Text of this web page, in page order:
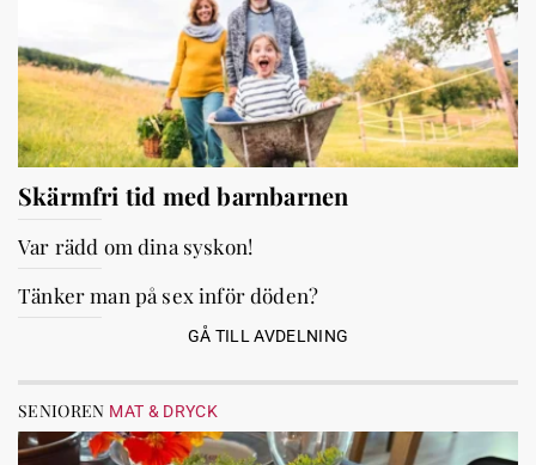
Skärmfri tid med barnbarnen
Var rädd om dina syskon!
Tänker man på sex inför döden?
GÅ TILL AVDELNING
SENIOREN MAT & DRYCK